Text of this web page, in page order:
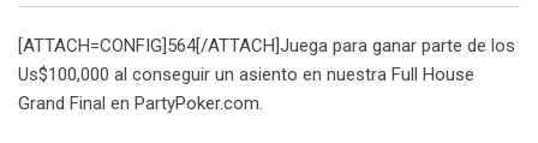
[ATTACH=CONFIG]564[/ATTACH]Juega para ganar parte de los
Us$100,000 al conseguir un asiento en nuestra Full House
Grand Final en PartyPoker.com.